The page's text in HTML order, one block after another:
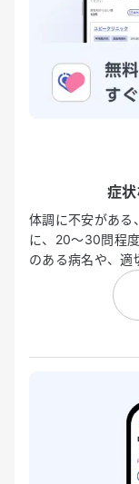
症状
体調に不安がある
に、20〜30問程
のある病名や、適